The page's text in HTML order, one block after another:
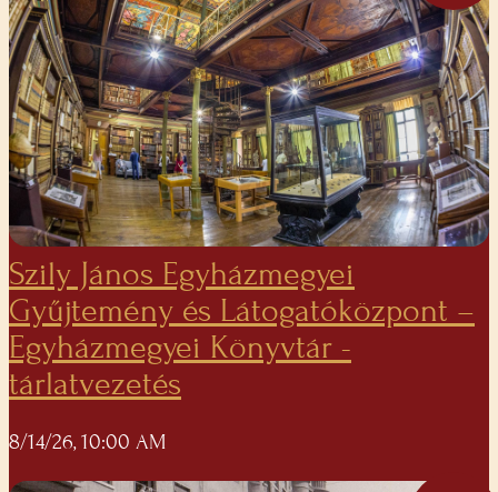
Szily János Egyházmegyei
Gyűjtemény és Látogatóközpont –
Egyházmegyei Könyvtár -
tárlatvezetés
8/14/26, 10:00 AM